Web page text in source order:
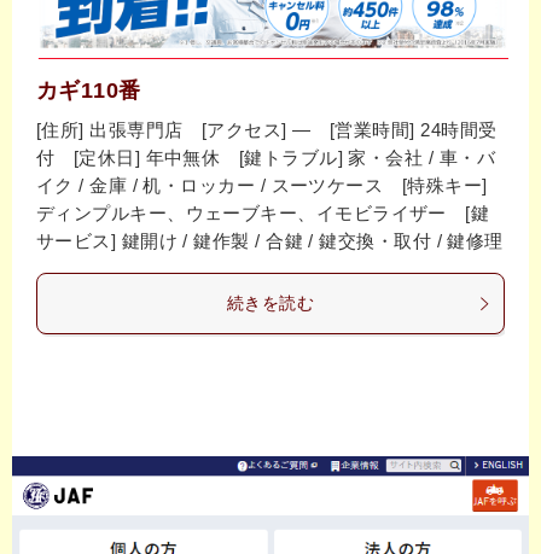
カギ110番
[住所] 出張専門店 [アクセス] ― [営業時間] 24時間受
付 [定休日] 年中無休 [鍵トラブル] 家・会社 / 車・バ
イク / 金庫 / 机・ロッカー / スーツケース [特殊キー]
ディンプルキー、ウェーブキー、イモビライザー [鍵
サービス] 鍵開け / 鍵作製 / 合鍵 / 鍵交換・取付 / 鍵修理
続きを読む